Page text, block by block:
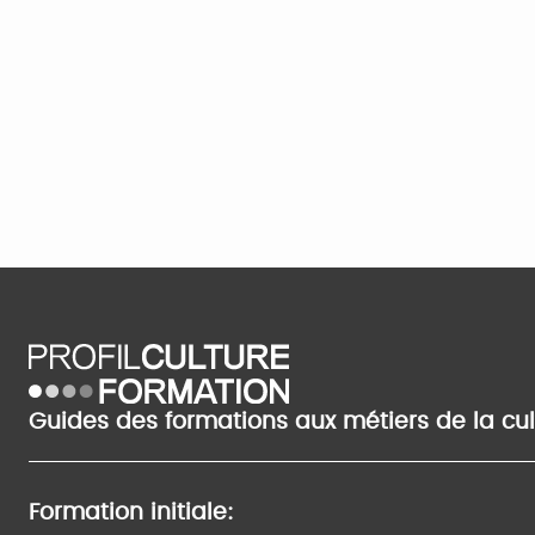
Guides des formations aux métiers de la
Formation initiale: